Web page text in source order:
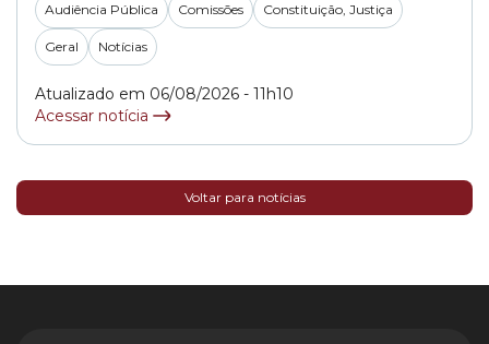
Audiência Pública Comissões Constituição, Justiça
Geral Notícias
Atualizado em 06/08/2026 - 11h10
Acessar notícia
Voltar para notícias